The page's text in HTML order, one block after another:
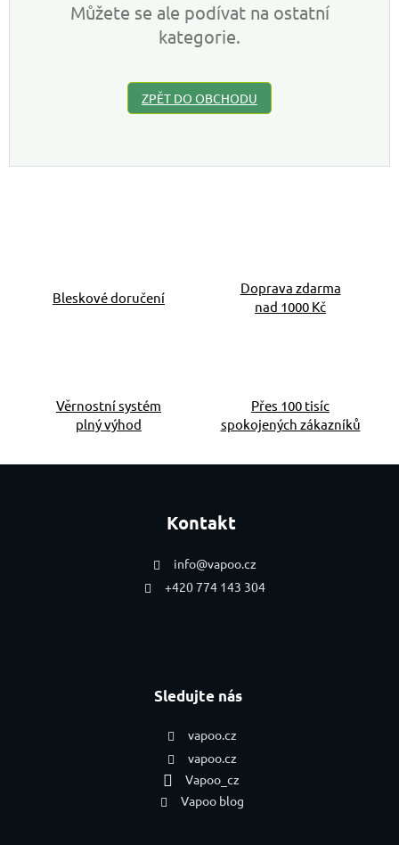
Můžete se ale podívat na ostatní
kategorie.
ZPĚT DO OBCHODU
Bleskové doručení
Doprava zdarma
nad 1000 Kč
Věrnostní systém
plný výhod
Přes 100 tisíc
spokojených zákazníků
Kontakt
info@vapoo.cz
+420 774 143 304
Sledujte nás
vapoo.cz
vapoo.cz
Vapoo_cz
Vapoo blog